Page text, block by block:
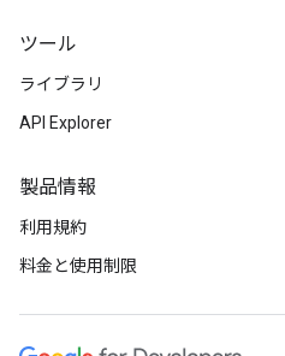
ツール
ライブラリ
API Explorer
製品情報
利用規約
料金と使用制限